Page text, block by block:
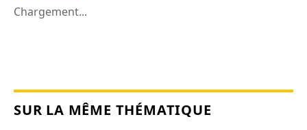
Chargement...
SUR LA MÊME THÉMATIQUE